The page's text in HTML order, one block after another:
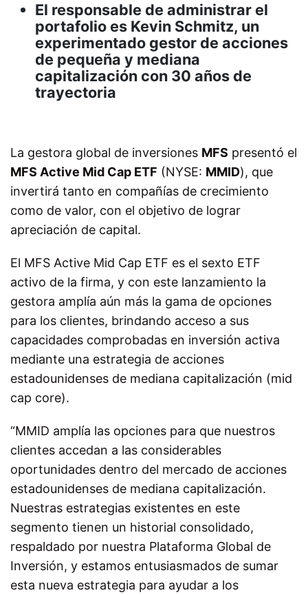
El responsable de administrar el
portafolio es Kevin Schmitz, un
experimentado gestor de acciones
de pequeña y mediana
capitalización con 30 años de
trayectoria
La gestora global de inversiones MFS presentó el
MFS Active Mid Cap ETF (NYSE: MMID), que
invertirá tanto en compañías de crecimiento
como de valor, con el objetivo de lograr
apreciación de capital.
El MFS Active Mid Cap ETF es el sexto ETF
activo de la firma, y con este lanzamiento la
gestora amplía aún más la gama de opciones
para los clientes, brindando acceso a sus
capacidades comprobadas en inversión activa
mediante una estrategia de acciones
estadounidenses de mediana capitalización (mid
cap core).
“MMID amplía las opciones para que nuestros
clientes accedan a las considerables
oportunidades dentro del mercado de acciones
estadounidenses de mediana capitalización.
Nuestras estrategias existentes en este
segmento tienen un historial consolidado,
respaldado por nuestra Plataforma Global de
Inversión, y estamos entusiasmados de sumar
esta nueva estrategia para ayudar a los